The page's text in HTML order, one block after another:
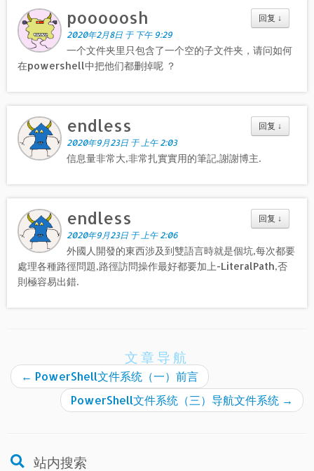
回复 ↓
pooooosh
2020年2月8日 于 下午 9:29
一个文件夹里只包含了一个空的子文件夹，请问如何
在powershell中把他们都删掉呢 ？
回复 ↓
endless
2020年9月23日 于 上午 2:03
信息量非常大,非常扎實實用的筆記,謝謝博主.
回复 ↓
endless
2020年9月23日 于 上午 2:06
外國人開發的東西涉及到雙語言時就是個坑,每次都要
處理各種路徑問題,路徑訪問操作最好都要加上-LiteralPath,否
則極容易出錯.
文章导航
← PowerShell文件系统（一）前言
PowerShell文件系统（三）导航文件系统 →
站内搜索